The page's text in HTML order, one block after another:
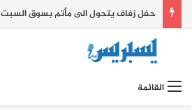
حفل زفاف يتحول الى مأتم بسوق السبت
القائمة